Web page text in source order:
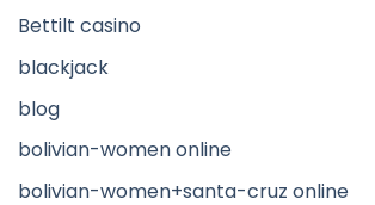
Bettilt casino
blackjack
blog
bolivian-women online
bolivian-women+santa-cruz online